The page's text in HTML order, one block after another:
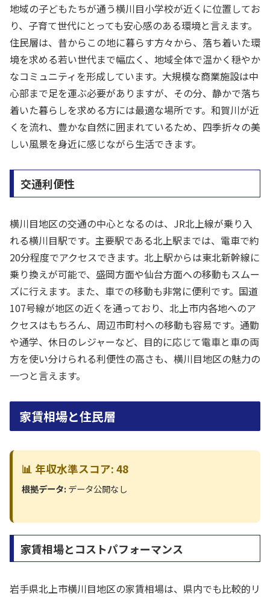
地域の子どもたちが通う横川目小学校が近くに位置してお
り、子育て世代にとっても安心感のある環境と言えます。
住民層は、昔からこの地に暮らす方々から、落ち着いた環
境を求める若い世代まで幅広く、地域全体で温かく穏やか
なコミュニティを形成しています。大規模な商業施設は中
心部まで足を運ぶ必要がありますが、その分、静かで落ち
着いた暮らしを求める方には最適な場所です。和賀川が近
くを流れ、豊かな自然に囲まれているため、四季折々の美
しい風景を身近に感じながら生活できます。
交通利便性
横川目地区の交通の中心となるのは、JR北上線が乗り入
れる横川目駅です。主要駅である北上駅までは、電車で約
20分程度でアクセスできます。北上駅からは東北新幹線に
乗り換えが可能で、盛岡方面や仙台方面への移動もスムー
ズに行えます。また、車での移動も非常に便利です。国道
107号線が地区の近くを通っており、北上市内各地へのア
クセスはもちろん、周辺市町村への移動も容易です。通勤
や通学、休日のレジャーなど、目的に応じて電車と車の両
方を使い分けられる利便性の高さも、横川目地区の魅力の
一つと言えます。
家賃相場と住民層
📊 年収水準スコア: 48
根拠データ:データ公開なし
家賃相場とコストパフォーマンス
岩手県北上市横川目地区の家賃相場は、県内でも比較的リ